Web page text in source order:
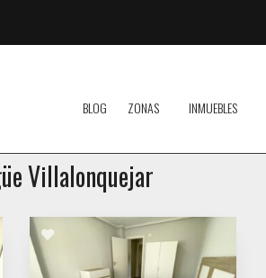
BLOG ZONAS INMUEBLES
Villalonquejar